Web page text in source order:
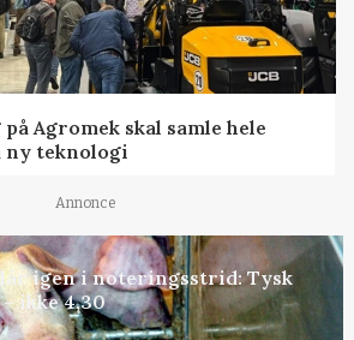
Agromek skal samle hele
teknologi
Annonce
igen i noteringsstrid: Tysk
ikke 4,30